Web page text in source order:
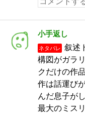
小手返し
ネタバレ
叙述
構図がガラ
クだけの作
作は話運び
んだ息子が
最大のミス